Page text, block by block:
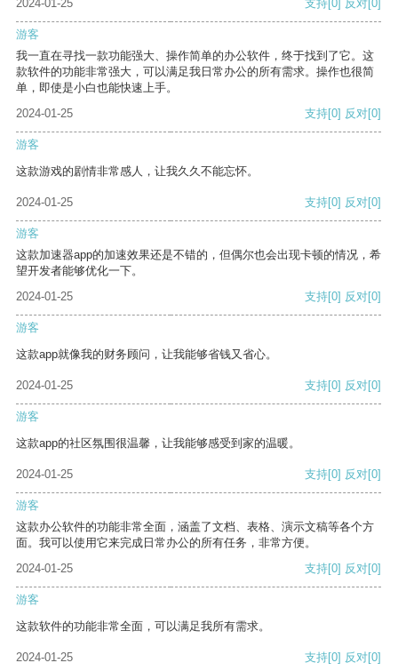
2024-01-25
支持[0] 反对[0]
游客
我一直在寻找一款功能强大、操作简单的办公软件，终于找到了它。这
款软件的功能非常强大，可以满足我日常办公的所有需求。操作也很简
单，即使是小白也能快速上手。
2024-01-25
支持[0] 反对[0]
游客
这款游戏的剧情非常感人，让我久久不能忘怀。
2024-01-25 支持[0] 反对[0]
游客
这款加速器app的加速效果还是不错的，但偶尔也会出现卡顿的情况，希
望开发者能够优化一下。
2024-01-25
支持[0] 反对[0]
游客
这款app就像我的财务顾问，让我能够省钱又省心。
2024-01-25 支持[0] 反对[0]
游客
这款app的社区氛围很温馨，让我能够感受到家的温暖。
2024-01-25 支持[0] 反对[0]
游客
这款办公软件的功能非常全面，涵盖了文档、表格、演示文稿等各个方
面。我可以使用它来完成日常办公的所有任务，非常方便。
2024-01-25
支持[0] 反对[0]
游客
这款软件的功能非常全面，可以满足我所有需求。
2024-01-25 支持[0] 反对[0]